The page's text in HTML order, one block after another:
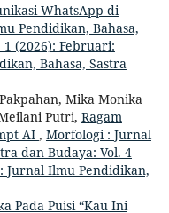
WhatsApp di
Pendidikan, Bahasa,
1 (2026): Februari:
Bahasa, Sastra
Mika Monika
Putri, Ragam
AI , Morfologi : Jurnal
dan Budaya: Vol. 4
Jurnal Ilmu Pendidikan,
Pada Puisi “Kau Ini